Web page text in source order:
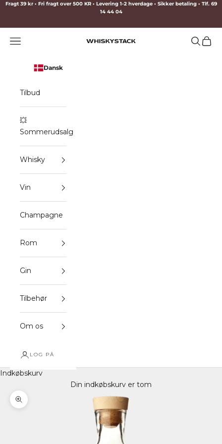
Spring til indhold
Fragt 39 kr • Fri fragt over 500 KR • Levering 1-2 hverdage • Sikker betaling • Tlf. 69
14 44 04
WHISKYSTACK
Menu Søg
Dansk
Tilbud
💥
Sommerudsalg
Whisky
Vin
Champagne
Rom
Gin
Tilbehør
Om os
LOG PÅ
Indkøbskurv
Din indkøbskurv er tom
Zoom